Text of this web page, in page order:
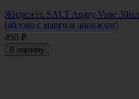
Жидкость SALT Angry Vape
(яблоко с манго и ананасом)
450 ₽
В корзину